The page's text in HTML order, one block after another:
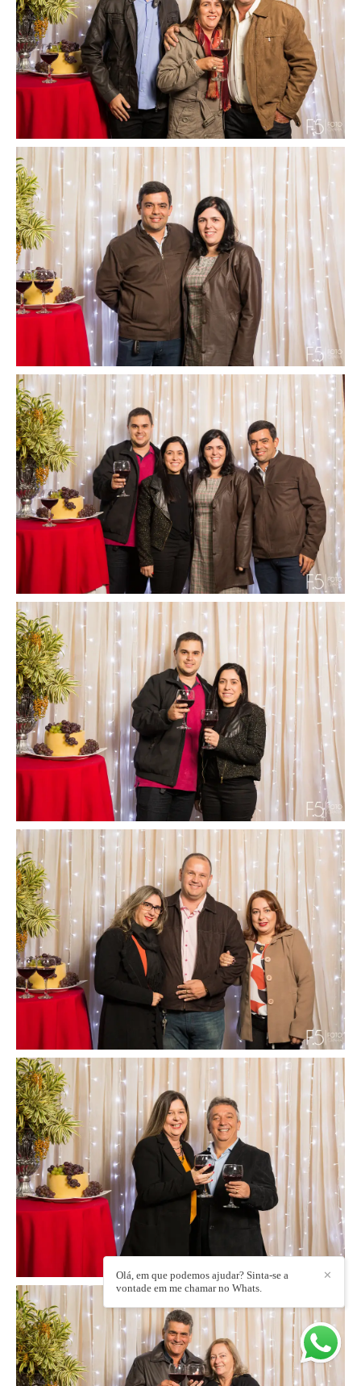
✕
Olá, em que podemos ajudar? Sinta-se a
vontade em me chamar no Whats.